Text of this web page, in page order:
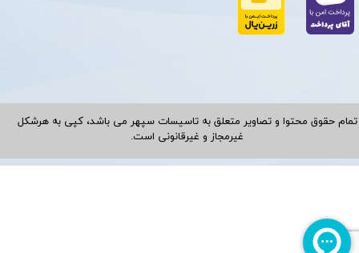
تمام حقوق محتوا و تصاویر متعلق به تاسیسات سپهر می باشد، کپی به هرشکل
غیرمجاز و غیرقانونی است.​​​​​​​